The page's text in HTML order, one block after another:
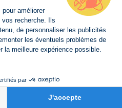
améliorer
recherche. Ils
de personnaliser les publicités
les éventuels problèmes de
meilleure expérience possible.
par
J'accepte
N°50